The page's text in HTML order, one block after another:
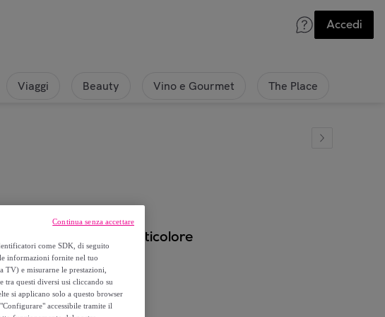
Accedi
Viaggi Beauty Vino e Gourmet The Place
Cachemire, Vetro Multicolore
come SDK, di seguito
informazioni fornite nel tuo
e misurarne le prestazioni,
questi diversi usi cliccando su
si applicano solo a questo browser
accessibile tramite il
Continua senza accettare